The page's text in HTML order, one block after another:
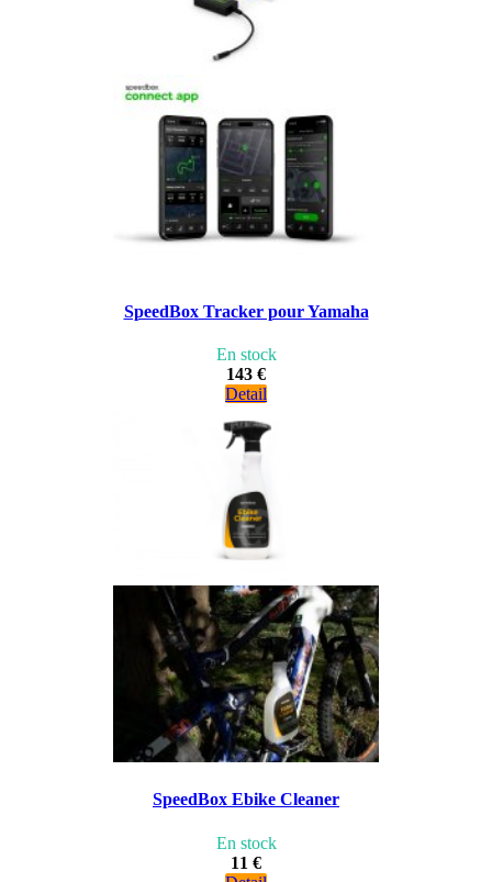
SpeedBox Tracker pour Yamaha
En stock
143 €
Detail
SpeedBox Ebike Cleaner
En stock
11 €